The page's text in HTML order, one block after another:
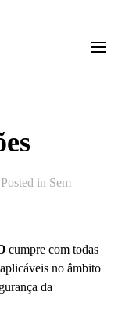
in Sem
cumpre com todas
no âmbito
da